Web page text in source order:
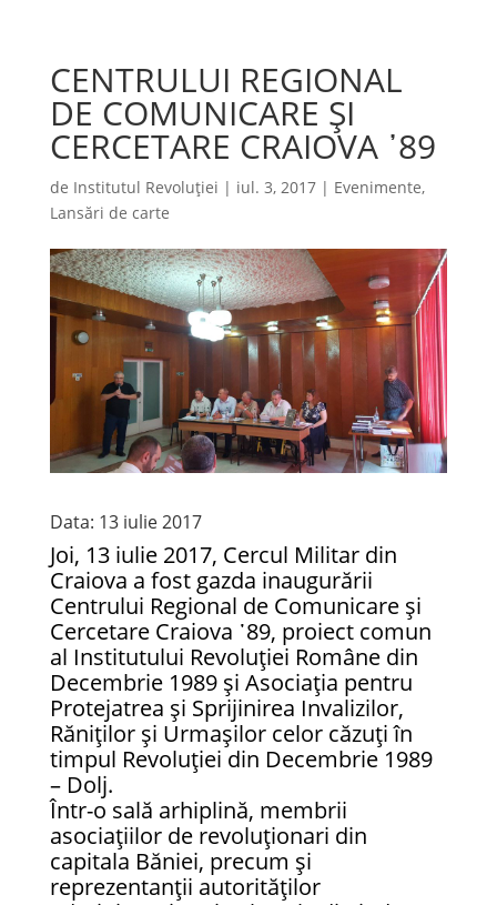
CENTRULUI REGIONAL
DE COMUNICARE ȘI
CERCETARE CRAIOVA ᾿89
de Institutul Revoluției | iul. 3, 2017| Evenimente,
Lansări de carte
Data: 13 iulie 2017
Joi, 13 iulie 2017, Cercul Militar din
Craiova a fost gazda inaugurării
Centrului Regional de Comunicare și
Cercetare Craiova ᾿89, proiect comun
al Institutului Revoluției Române din
Decembrie 1989 și Asociația pentru
Protejatrea și Sprijinirea Invalizilor,
Răniților și Urmașilor celor căzuți în
timpul Revoluției din Decembrie 1989
– Dolj.
Într-o sală arhiplină, membrii
asociațiilor de revoluționari din
capitala Băniei, precum și
reprezentanții autorităților